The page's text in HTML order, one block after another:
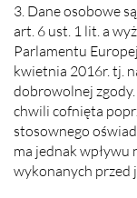
3. Dane osobowe
art. 6 ust. 1 lit. a
Parlamentu
kwietnia 2016r. tj.
dobrowolnej
chwili cofnięta
stosownego
ma jednak wpływu
wykonanych przed